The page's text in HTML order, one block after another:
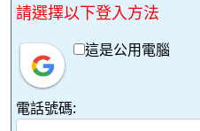
請選擇以下登入方法
這是公用電腦
電話號碼: